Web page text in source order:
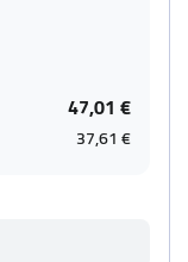
47,01 €
37,61 €